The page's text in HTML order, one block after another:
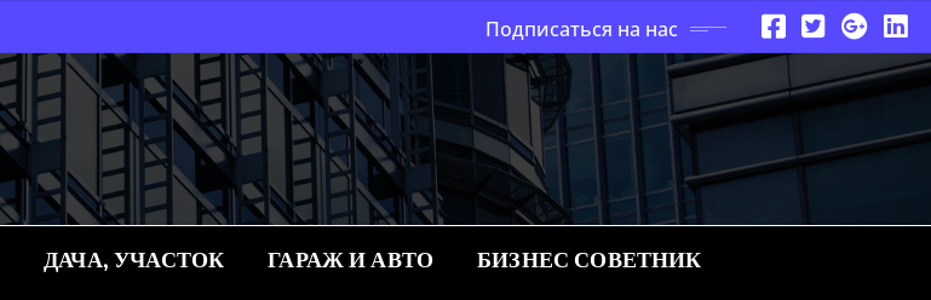
Подписаться на нас
ДАЧА, УЧАСТОК ГАРАЖ И АВТО БИЗНЕС СОВЕТНИК